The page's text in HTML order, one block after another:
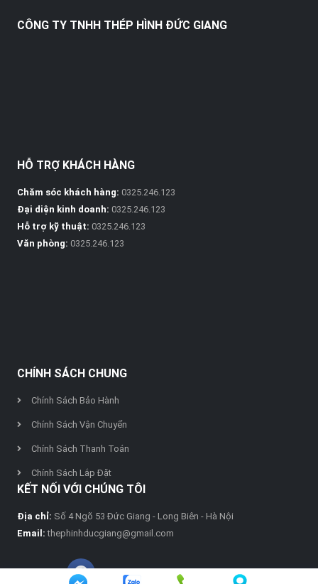
CÔNG TY TNHH THÉP HÌNH ĐỨC GIANG
HỖ TRỢ KHÁCH HÀNG
Chăm sóc khách hàng: 0325.246.123
Đại diện kinh doanh: 0325.246.123
Hỗ trợ kỹ thuật: 0325.246.123
Văn phòng: 0325.246.123
CHÍNH SÁCH CHUNG
Chính Sách Bảo Hành
Chính Sách Vận Chuyển
Chính Sách Thanh Toán
Chính Sách Lắp Đặt
KẾT NỐI VỚI CHÚNG TÔI
Địa chỉ: Số 4 Ngõ 53 Đức Giang - Long Biên - Hà Nội
Email: thephinhducgiang@gmail.com